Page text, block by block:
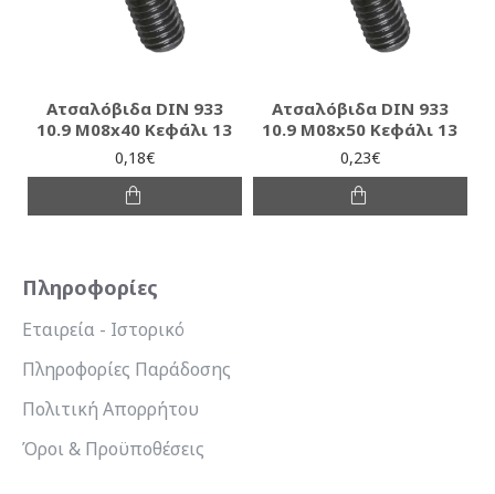
Ατσαλόβιδα DIN 933
10.9 M08x40 Κεφάλι 13
0,18€
Ατσαλόβιδα DIN 933
10.9 M08x50 Κεφάλι 13
0,23€
Πληροφορίες
Εταιρεία - Ιστορικό
Πληροφορίες Παράδοσης
Πολιτική Απορρήτου
Όροι & Προϋποθέσεις